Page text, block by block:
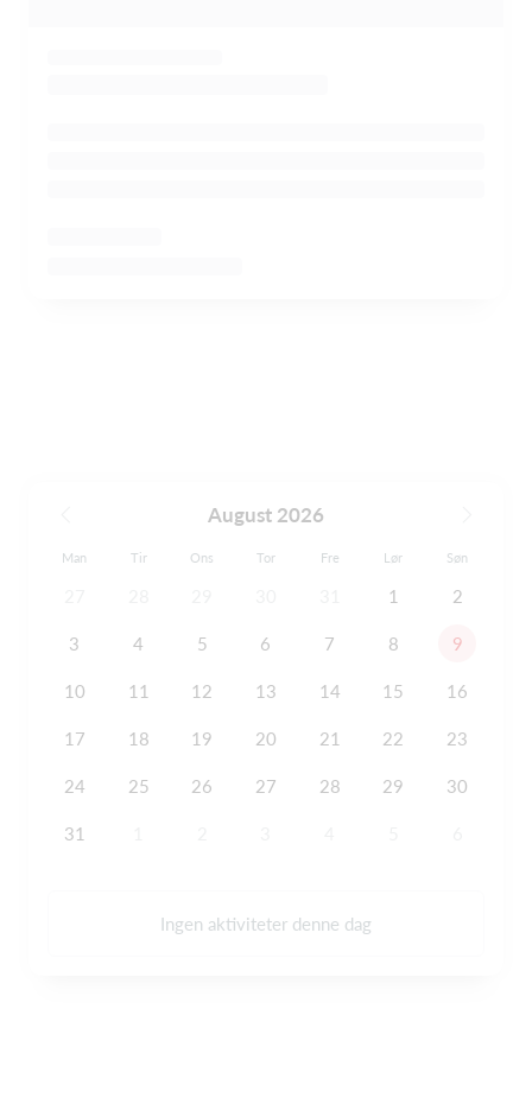
August 2026
Man Tir Ons Tor Fre Lør Søn
1 2
3 4 5 6 7 8 9
10 11 12 13 14 15 16
17 18 19 20 21 22 23
24 25 26 27 28 29 30
31
Ingen aktiviteter denne dag